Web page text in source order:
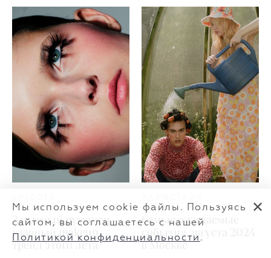
Закатный румянец —
главный makeup
Самые ожидаемые
Мы используем cookie файлы. Пользуясь
сайтом, вы соглашаетесь с нашей
Политикой конфиденциальности .
✕